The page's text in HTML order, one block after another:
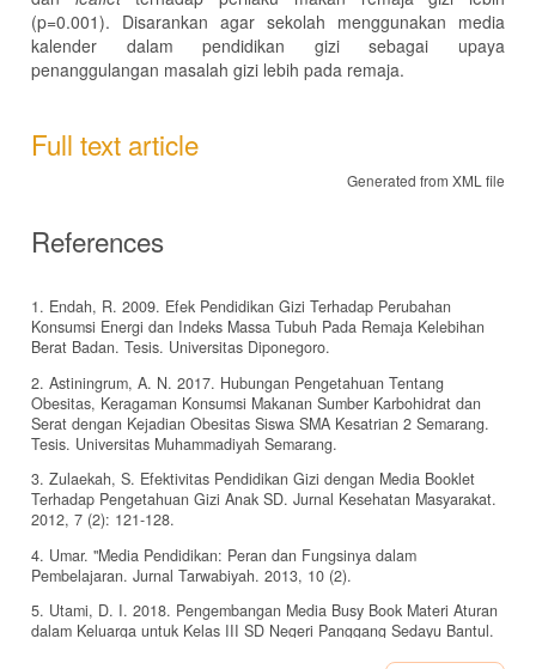
(p=0.001). Disarankan agar sekolah menggunakan media
kalender dalam pendidikan gizi sebagai upaya
penanggulangan masalah gizi lebih pada remaja.
Full text article
Generated from XML file
References
1. Endah, R. 2009. Efek Pendidikan Gizi Terhadap Perubahan
Konsumsi Energi dan Indeks Massa Tubuh Pada Remaja Kelebihan
Berat Badan. Tesis. Universitas Diponegoro.
2. Astiningrum, A. N. 2017. Hubungan Pengetahuan Tentang
Obesitas, Keragaman Konsumsi Makanan Sumber Karbohidrat dan
Serat dengan Kejadian Obesitas Siswa SMA Kesatrian 2 Semarang.
Tesis. Universitas Muhammadiyah Semarang.
3. Zulaekah, S. Efektivitas Pendidikan Gizi dengan Media Booklet
Terhadap Pengetahuan Gizi Anak SD. Jurnal Kesehatan Masyarakat.
2012, 7 (2): 121-128.
4. Umar. "Media Pendidikan: Peran dan Fungsinya dalam
Pembelajaran. Jurnal Tarwabiyah. 2013, 10 (2).
5. Utami, D. I. 2018. Pengembangan Media Busy Book Materi Aturan
dalam Keluarga untuk Kelas III SD Negeri Panggang Sedayu Bantul.